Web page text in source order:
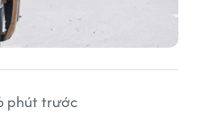
phút trước